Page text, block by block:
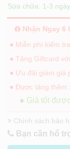
Sửa chữa: 1-3
Nhận Ngay 6
● Miễn phí kiểm
● Tặng Giftcard
● Ưu đãi giảm giá
● Được tặng thêm
● Giá tốt
Chính sách bảo
Bạn cần hổ